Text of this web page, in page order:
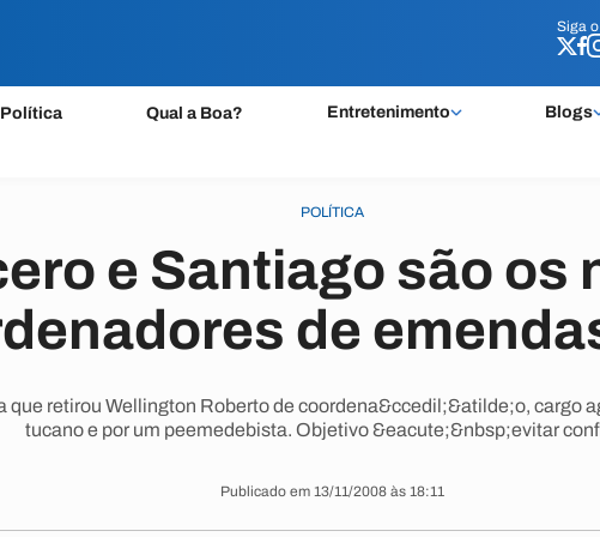
Siga o
Política Qual a Boa? Entretenimento Blogs
Siga o
POLÍTICA
e Santiago são os
de
que retirou Wellington Roberto de coordena&ccedil;&atilde;o, cargo
tucano e por um peemedebista. Objetivo &eacute;&nbsp;evitar
Publicado em 13/11/2008 às 18:11